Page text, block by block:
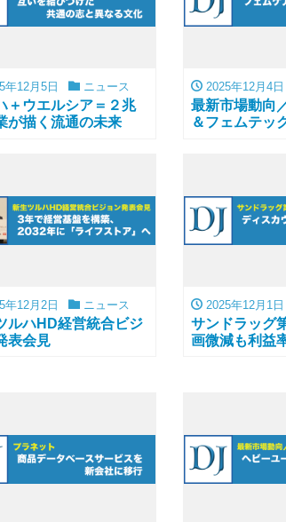
年12月5日 ニュース
＋ウエルシア＝２兆
が描く流通の未来
2025年12月4日
最新市場動向
＆フェムテッ
年12月2日 ニュース
ルハHD経営統合ビジ
表会見
2025年12月1日
サンドラッグ
画微減も利益